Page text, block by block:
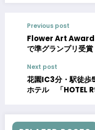
Previous post
Flower Art Award
で準グランプリ受
暮らし」の始め方
Next post
花園IC3分・駅徒歩
ホテル 「HOTEL